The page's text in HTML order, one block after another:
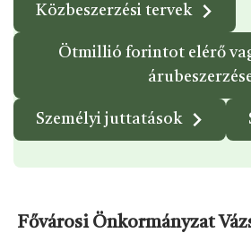
Közbeszerzési tervek
Ötmillió forintot elérő
Személyi juttatások
Fővárosi Önkormányzat